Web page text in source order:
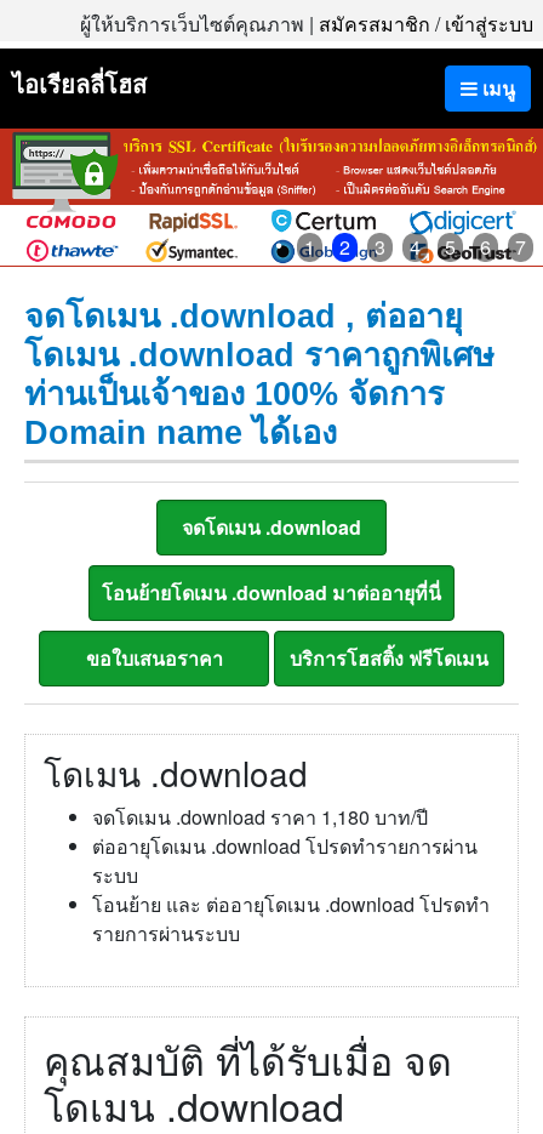
ผู้ให้บริการเว็บไซต์คุณภาพ | สมัครสมาชิก /เข้าสู่ระบบ
เมนู
ไอเรียลลี่โฮส
1 2 3 4 5 6 7
จดโดเมน .download , ต่ออายุ
โดเมน .download ราคาถูกพิเศษ
ท่านเป็นเจ้าของ 100% จัดการ
Domain name ได้เอง
โดเมน .download
จดโดเมน .download ราคา 1,180 บาท/ปี
ต่ออายุโดเมน .download โปรดทำรายการผ่าน
ระบบ
โอนย้าย และ ต่ออายุโดเมน .download โปรดทำ
รายการผ่านระบบ
คุณสมบัติ ที่ได้รับเมื่อ จด
โดเมน .download